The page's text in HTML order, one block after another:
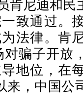
肯尼迪和民
致通过。
法律。肯
对骗子开放
地位，在
来，中国公